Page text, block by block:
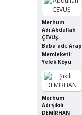
Merhum
Adı:Abdullah
ÇEVUŞ
Baba adı: Arap
Memleketi:
Yelek Köyü
Merhum
Adı:Şıkılı
DEMİRHAN